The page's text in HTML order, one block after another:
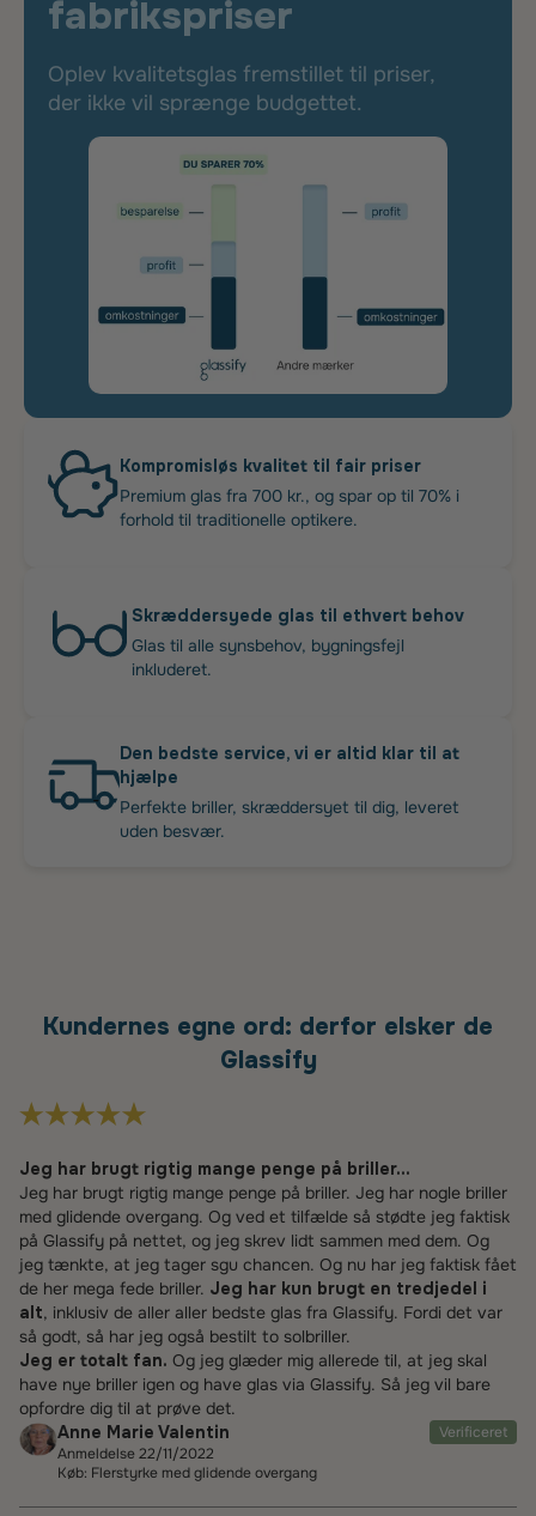
fabrikspriser
Oplev kvalitetsglas fremstillet til priser,
der ikke vil sprænge budgettet.
Kompromisløs kvalitet til fair priser
Premium glas fra 700 kr., og spar op til 70% i
forhold til traditionelle optikere.
Skræddersyede glas til ethvert behov
Glas til alle synsbehov, bygningsfejl
inkluderet.
Den bedste service, vi er altid klar til at
hjælpe
Perfekte briller, skræddersyet til dig, leveret
uden besvær.
Kundernes egne ord: derfor elsker de
Glassify
Jeg har brugt rigtig mange penge på briller...
Jeg har brugt rigtig mange penge på briller. Jeg har nogle briller
med glidende overgang. Og ved et tilfælde så stødte jeg faktisk
på Glassify på nettet, og jeg skrev lidt sammen med dem. Og
jeg tænkte, at jeg tager sgu chancen. Og nu har jeg faktisk fået
de her mega fede briller. Jeg har kun brugt en tredjedel i
alt, inklusiv de aller aller bedste glas fra Glassify. Fordi det var
så godt, så har jeg også bestilt to solbriller.
Jeg er totalt fan. Og jeg glæder mig allerede til, at jeg skal
have nye briller igen og have glas via Glassify. Så jeg vil bare
opfordre dig til at prøve det.
Anne Marie Valentin
Verificeret
Anmeldelse 22/11/2022
Køb: Flerstyrke med glidende overgang